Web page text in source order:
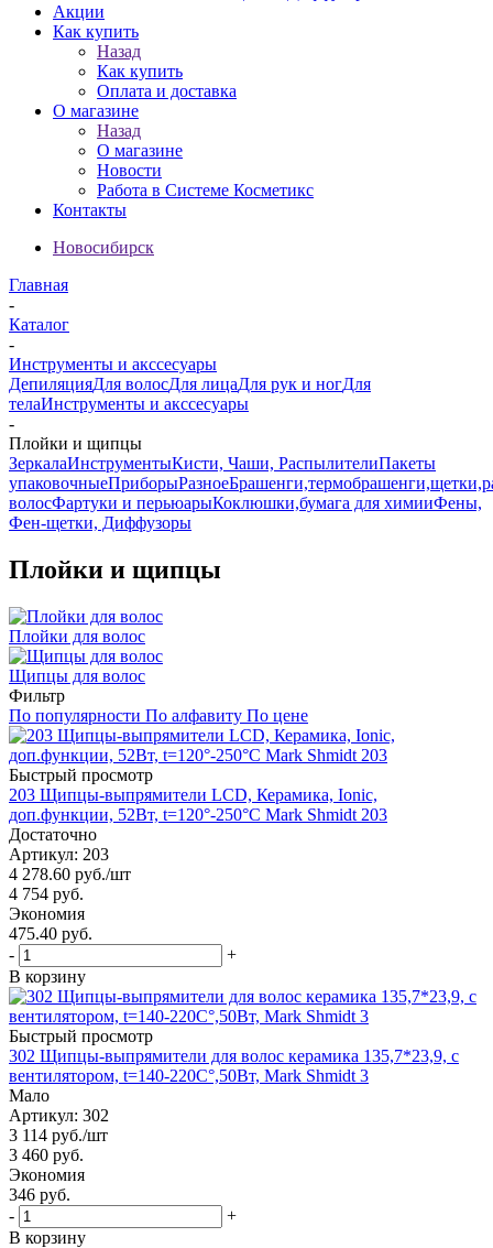
Акции
Как купить
Назад
Как купить
Оплата и доставка
О магазине
Назад
О магазине
Новости
Работа в Системе Косметикс
Контакты
Новосибирск
Главная
-
Каталог
-
Инструменты и акссесуары
ДепиляцияДля волосДля лицаДля рук и ногДля
телаИнструменты и акссесуары
-
Плойки и щипцы
ЗеркалаИнструментыКисти, Чаши, РаспылителиПакеты
упаковочныеПриборыРазное
волосФартуки и перьюарыКоклюшки,бумага для химииФены,
Фен-щетки, Диффузоры
Плойки и щипцы
Плойки для волос
Щипцы для волос
Фильтр
По популярности По алфавиту По цене
Быстрый просмотр
203 Щипцы-выпрямители LCD, Керамика, Ionic,
доп.функции, 52Вт, t=120°-250°C Mark Shmidt 203
Достаточно
Артикул: 203
4 278.60 руб./шт
4 754 руб.
Экономия
475.40 руб.
-
+
В корзину
Быстрый просмотр
302 Щипцы-выпрямители для волос керамика 135,7*23,9, с
вентилятором, t=140-220С°,50Вт, Mark Shmidt 3
Мало
Артикул: 302
3 114 руб./шт
3 460 руб.
Экономия
346 руб.
-
+
В корзину